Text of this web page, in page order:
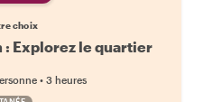
choix
: Explorez le quartier
• 3 heures